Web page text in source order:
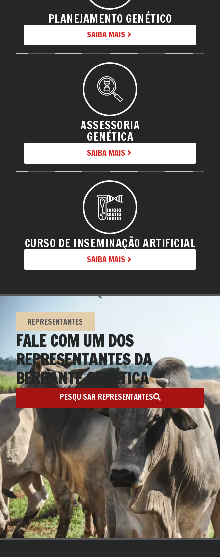
PLANEJAMENTO GENÉTICO
SAIBA MAIS
ASSESSORIA
GENÉTICA
SAIBA MAIS
CURSO DE INSEMINAÇÃO ARTIFICIAL
SAIBA MAIS
REPRESENTANTES
FALE COM UM DOS
REPRESENTANTES DA
BERRANTE GENÉTICA
PESQUISAR REPRESENTANTES